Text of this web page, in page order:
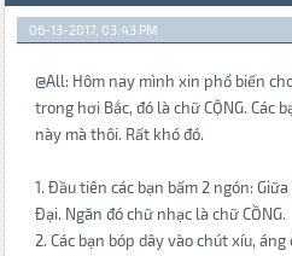
06-13-2017, 03:43 PM
@All: Hôm nay mình xin phổ biến
trong hơi Bắc, đó là chữ CỘNG. Các
này mà thôi. Rất khó đó.
1. Đầu tiên các bạn bấm 2 ngón:
Đại. Ngăn đó chữ nhạc là chữ CỒNG.
2. Các bạn bóp dây vào chút xíu,